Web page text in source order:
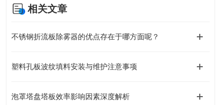
相关文章
不锈钢折流板除雾器的优点存在于哪方面呢？
塑料孔板波纹填料安装与维护注意事项
泡罩塔盘塔板效率影响因素深度解析